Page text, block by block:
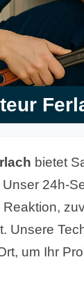
bietet
24h-
Unsere
um Ihr